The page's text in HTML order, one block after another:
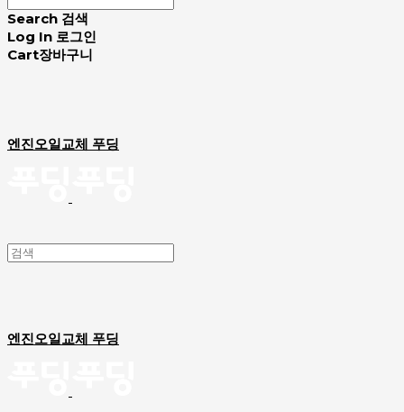
Search 검색
Log In 로그인
Cart장바구니
엔진오일교체 푸딩
엔진오일교체 푸딩